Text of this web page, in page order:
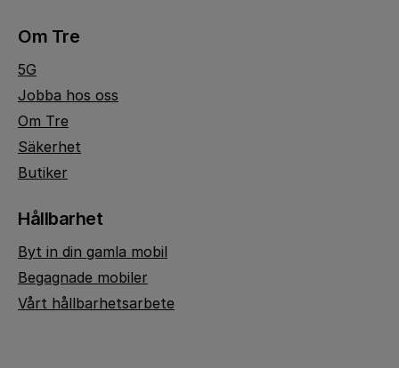
Om Tre
5G
Jobba hos oss
Om Tre
Säkerhet
Butiker
Hållbarhet
Byt in din gamla mobil
Begagnade mobiler
Vårt hållbarhetsarbete